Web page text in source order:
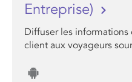
Entreprise)
Diffuser les informations
client aux voyageurs